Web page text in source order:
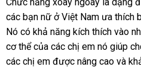
Chức năng xoay ngoáy là dạng
thanh
lý
các bạn nữ ở Việt Nam ưa thích
Nó có khả năng kích thích vào
cơ thểgần
nhất
của đánh
giá
các chị em nó giúp
các chị em thông
được nâng cao qua
và